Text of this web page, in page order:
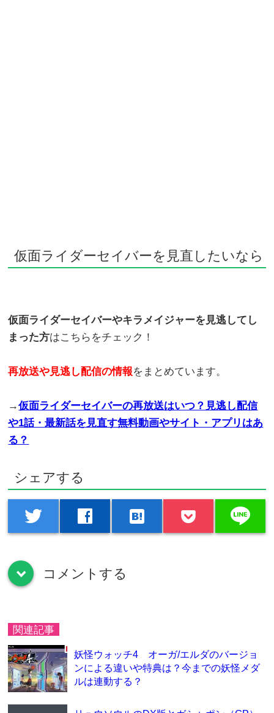
仮面ライダーセイバーを見直したいなら
仮面ライダーセイバーやキラメイジャーを見逃してし
まった方はこちらをチェック！
再放送や見逃し配信の情報をまとめています。
→仮面ライダーセイバーの再放送はいつ？見逃し配信
や1話・最新話を見直す無料動画やサイト・アプリはあ
る？
シェアする
twitter facebook hatenabookmark line
down コメントする
関連記事
妖怪ウォッチ4 オーガ/エルダのバージョ
ンによる違いや特典は？今までの妖怪メダ
ルは連動する？